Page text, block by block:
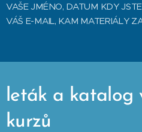
VAŠE JMÉNO, DATUM KDY
VÁŠ E-MAIL, KAM MATERIÁLY
leták a katalog
kurzů